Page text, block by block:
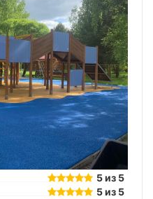
5 из 5
5 из 5